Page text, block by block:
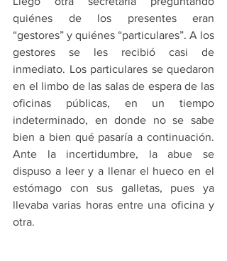
quiénes de los presentes eran
“gestores” y quiénes “particulares”. A los
gestores se les recibió casi de
inmediato. Los particulares se quedaron
en el limbo de las salas de espera de las
oficinas públicas, en un tiempo
indeterminado, en donde no se sabe
bien a bien qué pasaría a continuación.
Ante la incertidumbre, la abue se
dispuso a leer y a llenar el hueco en el
estómago con sus galletas, pues ya
llevaba varias horas entre una oficina y
otra.